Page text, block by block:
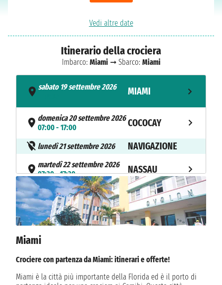
Vedi altre date
Itinerario della crociera
Imbarco: Miami➞ Sbarco: Miami
sabato 19 settembre 2026
MIAMI
domenica 20 settembre 2026
07:00 - 17:00
COCOCAY
lunedì 21 settembre 2026 NAVIGAZIONE
martedì 22 settembre 2026
07:30 - 17:30
NASSAU
mercoledì 23 settembre 2026NAVIGAZIONE
giovedì 24 settembre 2026
06:00
MIAMI
Miami
Crociere con partenza da Miami: itinerari e offerte!
Miami è la città più importante della Florida ed è il porto di